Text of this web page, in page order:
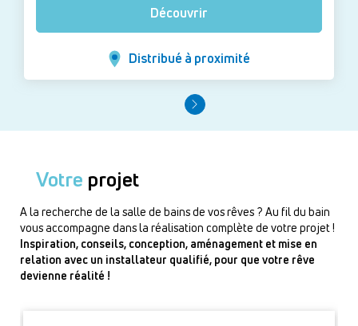
Découvrir
Distribué à proximité
Votre projet
A la recherche de la salle de bains de vos rêves ? Au fil du bain
vous accompagne dans la réalisation complète de votre projet !
Inspiration, conseils, conception, aménagement et mise en
relation avec un installateur qualifié, pour que votre rêve
devienne réalité !